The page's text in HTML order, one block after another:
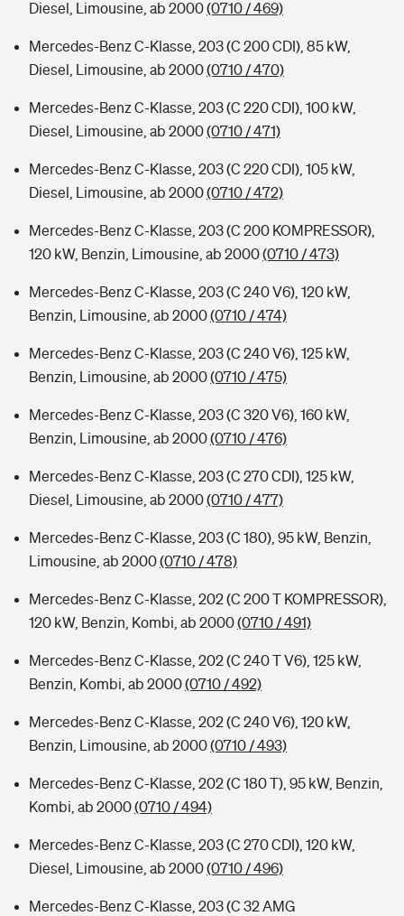
Diesel, Limousine, ab 2000(0710 / 469)
Mercedes-Benz C-Klasse, 203 (C 200 CDI), 85 kW,
Diesel, Limousine, ab 2000(0710 / 470)
Mercedes-Benz C-Klasse, 203 (C 220 CDI), 100 kW,
Diesel, Limousine, ab 2000(0710 / 471)
Mercedes-Benz C-Klasse, 203 (C 220 CDI), 105 kW,
Diesel, Limousine, ab 2000(0710 / 472)
Mercedes-Benz C-Klasse, 203 (C 200 KOMPRESSOR),
120 kW, Benzin, Limousine, ab 2000(0710 / 473)
Mercedes-Benz C-Klasse, 203 (C 240 V6), 120 kW,
Benzin, Limousine, ab 2000(0710 / 474)
Mercedes-Benz C-Klasse, 203 (C 240 V6), 125 kW,
Benzin, Limousine, ab 2000(0710 / 475)
Mercedes-Benz C-Klasse, 203 (C 320 V6), 160 kW,
Benzin, Limousine, ab 2000(0710 / 476)
Mercedes-Benz C-Klasse, 203 (C 270 CDI), 125 kW,
Diesel, Limousine, ab 2000(0710 / 477)
Mercedes-Benz C-Klasse, 203 (C 180), 95 kW, Benzin,
Limousine, ab 2000(0710 / 478)
Mercedes-Benz C-Klasse, 202 (C 200 T KOMPRESSOR),
120 kW, Benzin, Kombi, ab 2000(0710 / 491)
Mercedes-Benz C-Klasse, 202 (C 240 T V6), 125 kW,
Benzin, Kombi, ab 2000(0710 / 492)
Mercedes-Benz C-Klasse, 202 (C 240 V6), 120 kW,
Benzin, Limousine, ab 2000(0710 / 493)
Mercedes-Benz C-Klasse, 202 (C 180 T), 95 kW, Benzin,
Kombi, ab 2000(0710 / 494)
Mercedes-Benz C-Klasse, 203 (C 270 CDI), 120 kW,
Diesel, Limousine, ab 2000(0710 / 496)
Mercedes-Benz C-Klasse, 203 (C 32 AMG